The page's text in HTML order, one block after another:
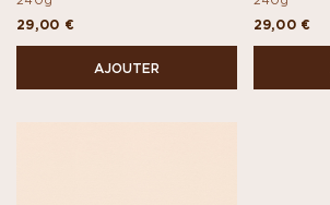
29,00 €
AJOUTER
29,00 €